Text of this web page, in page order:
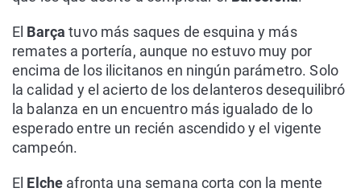
El Barçatuvo más saques de esquina y más
remates a portería, aunque no estuvo muy por
encima de los ilicitanos en ningún parámetro. Solo
la calidad y el acierto de los delanteros desequilibró
la balanza en un encuentro más igualado de lo
esperado entre un recién ascendido y el vigente
campeón.
El Elche afronta una semana corta con la mente